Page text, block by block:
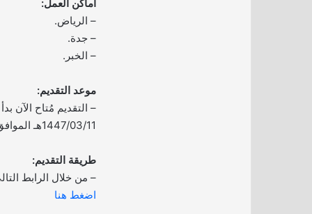
أماكن العمل:
– الرياض.
– جدة.
– الخبر.
موعد التقديم:
– التقديم مُتاح الآن بدأ
1447/03/11هـ الموافق 2025/09/03م.
طريقة التقديم:
– من خلال الرابط
اضغط هنا